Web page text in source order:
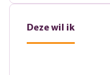
Deze wil ik